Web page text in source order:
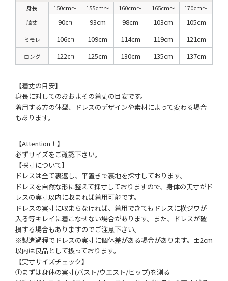
身長 150cm〜 155cm〜 160cm〜 165cm〜
170cm〜
膝丈
90㎝ 93cm 98cm 103cm 105cm
ミモレ 106㎝ 109cm 114cm 119cm 121cm
ロング 122㎝ 125cm 130cm 135cm 137cm
【着丈の目安】
身長に対してのおおよその着丈の目安です。
着用する方の体型、ドレスのデザインや素材によって変わる場合
もあります。
【Attention！】
必ずサイズをご確認下さい。
【採寸について】
ドレスは全て裏返し、平置きで裏地を採寸しております。
ドレスを自然な形に整えて採寸しておりますので、身体の実寸がド
レスの実寸以内に収まれば着用可能です。
ドレスの実寸に収まらなければ、着用できてもドレスに横ジワが
入る等キレイに着こなせない場合があります。また、ドレスが破
損する場合もありますのでご注意下さい。
※製造過程でドレスの実寸に個体差がある場合があります。±2cm
以内は良品として扱っております。
【実寸サイズチェック】
①まずは身体の実寸(バスト/ウエスト/ヒップ)を測る